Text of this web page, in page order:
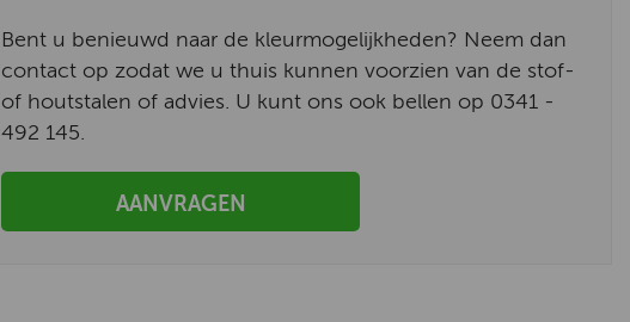
Bent u benieuwd naar de kleurmogelijkheden? Neem dan
contact op zodat we u thuis kunnen voorzien van de stof-
of houtstalen of advies. U kunt ons ook bellen op 0341 -
492 145.
AANVRAGEN